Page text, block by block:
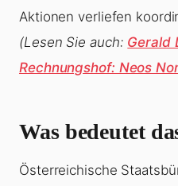
Aktionen verliefen
(Lesen Sie auch: Gerald
Rechnungshof: Neos
Was bedeutet
Österreichische